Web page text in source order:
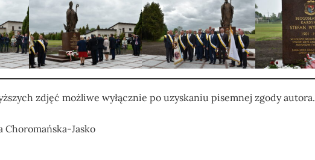
zdjęć możliwe wyłącznie po uzyskaniu pisemnej zgody autora.
Choromańska-Jasko